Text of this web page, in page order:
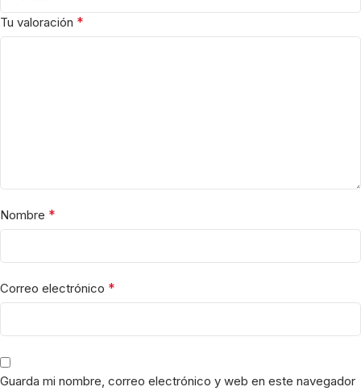
Tu valoración *
Nombre *
Correo electrónico *
Guarda mi nombre, correo electrónico y web en este navegador